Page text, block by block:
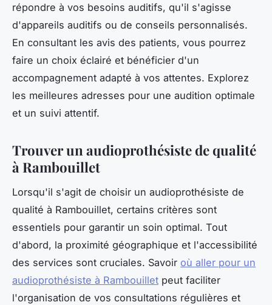
répondre à vos besoins auditifs, qu'il s'agisse
d'appareils auditifs ou de conseils personnalisés.
En consultant les avis des patients, vous pourrez
faire un choix éclairé et bénéficier d'un
accompagnement adapté à vos attentes. Explorez
les meilleures adresses pour une audition optimale
et un suivi attentif.
Trouver un audioprothésiste de qualité
à Rambouillet
Lorsqu'il s'agit de choisir un audioprothésiste de
qualité à Rambouillet, certains critères sont
essentiels pour garantir un soin optimal. Tout
d'abord, la proximité géographique et l'accessibilité
des services sont cruciales. Savoir où aller pour un
audioprothésiste à Rambouillet peut faciliter
l'organisation de vos consultations régulières et